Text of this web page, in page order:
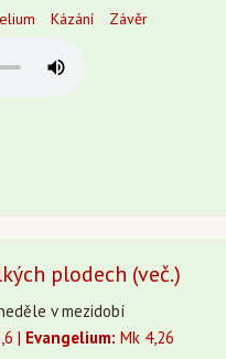
Kázání Závěr
plodech (več.)
v mezidobí
| Evangelium: Mk 4,26